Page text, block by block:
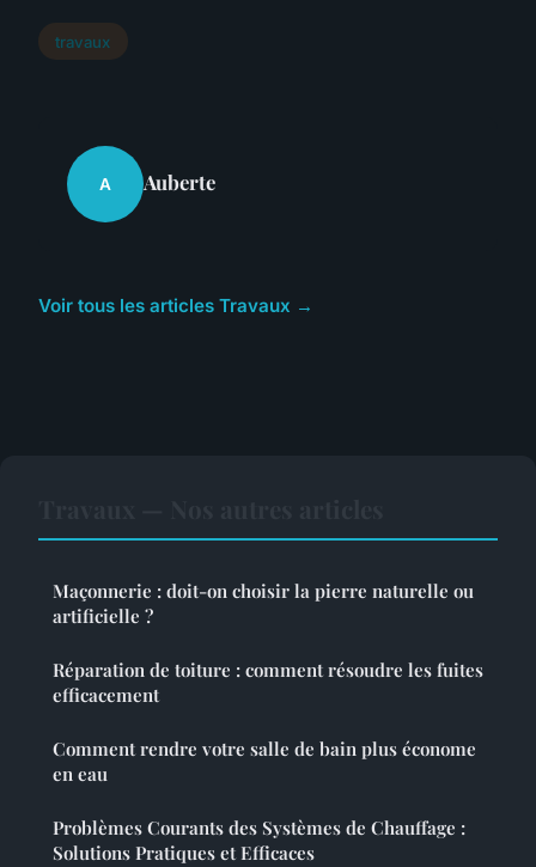
travaux
A Auberte
Voir tous les articles Travaux →
Maçonnerie : doit-on choisir la pierre naturelle ou
artificielle ?
Réparation de toiture : comment résoudre les fuites
efficacement
Comment rendre votre salle de bain plus économe
en eau
Problèmes Courants des Systèmes de Chauffage :
Solutions Pratiques et Efficaces